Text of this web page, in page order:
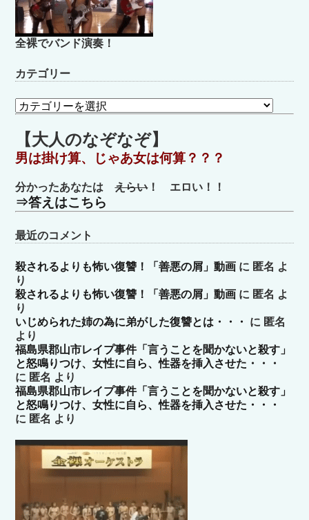
全裸でバンド演奏！
カテゴリー
カ
テ
ゴ
リ
ー
【大人のなぞなぞ】
男は掛け算、じゃあ女は何算？？？
分かったあなたはえらい！ エロい！！
⇒答えはこちら
最近のコメント
殺されるよりも怖い復讐！「善悪の屑」動画 に 匿名 よ
り
殺されるよりも怖い復讐！「善悪の屑」動画 に 匿名 よ
り
いじめられた姉の為に弟がした復讐とは・・・
に 匿名
より
福島県郡山市レイプ事件「言うことを聞かないと殺す」
と怒鳴りつけ、女性に自ら、性器を挿入させた・・・
に 匿名 より
福島県郡山市レイプ事件「言うことを聞かないと殺す」
と怒鳴りつけ、女性に自ら、性器を挿入させた・・・
に 匿名 より